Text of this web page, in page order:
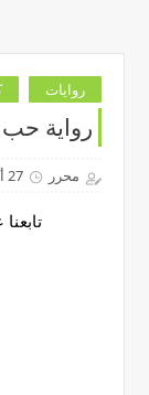
روايات
رواية
محرر 27 أكتوبر 2021